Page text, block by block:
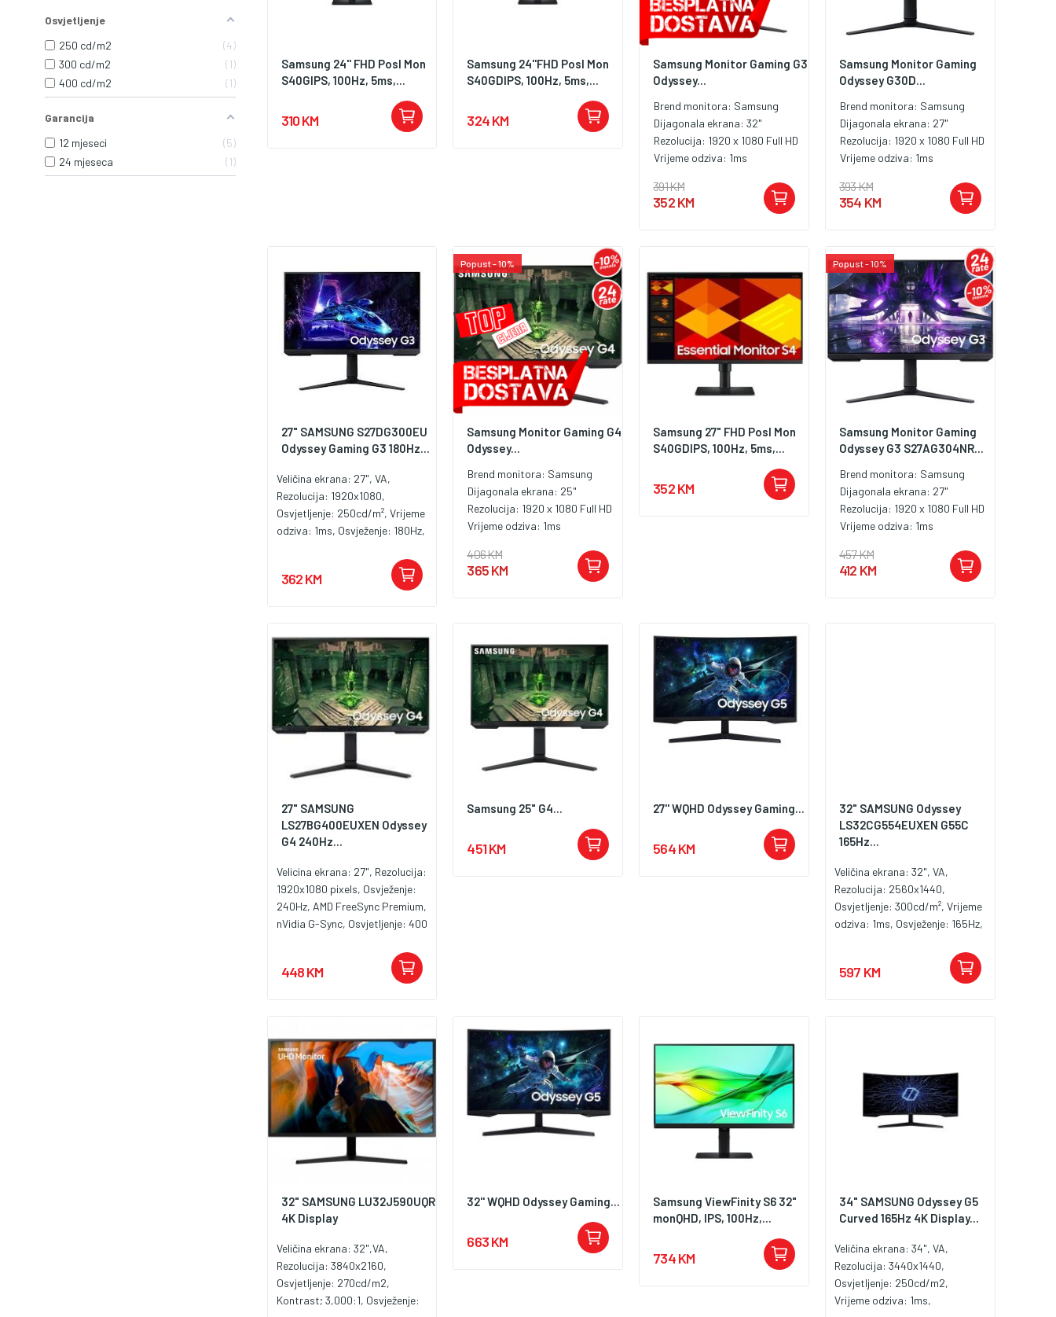
Osvjetljenje
250 cd/m2
4
300 cd/m2
1
400 cd/m2
1
Garancija
12 mjeseci
5
24 mjeseca
1
Samsung 24'' FHD Posl Mon
S40GIPS, 100Hz, 5ms,...
310 KM
Samsung 24''FHD Posl Mon
S40GDIPS, 100Hz, 5ms,...
324 KM
Samsung Monitor Gaming G3
Odyssey...
Brend monitora: Samsung
Dijagonala ekrana:32"
Rezolucija: 1920 x 1080 Full HD
Vrijeme odziva: 1ms
391 KM
352 KM
Samsung Monitor Gaming
Odyssey G30D...
Brend monitora: Samsung
Dijagonala ekrana: 27"
Rezolucija: 1920 x 1080 Full HD
Vrijeme odziva: 1ms
393 KM
354 KM
27" SAMSUNG S27DG300EU
Odyssey Gaming G3 180Hz...
Veličina ekrana: 27", VA,
Rezolucija: 1920x1080,
Osvjetljenje: 250cd/m², Vrijeme
odziva: 1ms, Osvježenje: 180Hz,
Priključci: HDMI 1.4, DisplayPort
1.4
362 KM
Popust - 10%
Samsung Monitor Gaming G4
Odyssey...
Brend monitora: Samsung
Dijagonala ekrana: 25"
Rezolucija: 1920 x 1080 Full HD
Vrijeme odziva: 1ms
406 KM
365 KM
Samsung 27" FHD Posl Mon
S40GDIPS, 100Hz, 5ms,...
352 KM
Popust - 10%
Samsung Monitor Gaming
Odyssey G3 S27AG304NR...
Brend monitora: Samsung
Dijagonala ekrana: 27"
Rezolucija: 1920 x 1080 Full HD
Vrijeme odziva: 1ms
457 KM
412 KM
27" SAMSUNG
LS27BG400EUXEN Odyssey
G4 240Hz...
Velicina ekrana: 27", Rezolucija:
1920x1080 pixels, Osvježenje:
240Hz, AMD FreeSync Premium,
nVidia G-Sync, Osvjetljenje: 400
Priključci: 2xHDMI, Displayport
1.2
448 KM
Samsung 25" G4...
451 KM
27'' WQHD Odyssey Gaming...
564 KM
32" SAMSUNG Odyssey
LS32CG554EUXEN G55C
165Hz...
Veličina ekrana: 32", VA,
Rezolucija: 2560x1440,
Osvjetljenje: 300cd/m², Vrijeme
odziva: 1ms, Osvježenje: 165Hz,
Priključci: HDMI, DisplayPort
597 KM
32" SAMSUNG LU32J590UQR
4K Display
Veličina ekrana: 32",VA,
Rezolucija: 3840x2160,
Osvjetljenje: 270cd/m2,
Kontrast; 3,000:1, Osvježenje:
32'' WQHD Odyssey Gaming...
663 KM
Samsung ViewFinity S6 32"
monQHD, IPS, 100Hz,...
734 KM
34" SAMSUNG Odyssey G5
Curved 165Hz 4K Display...
Veličina ekrana: 34", VA,
Rezolucija: 3440x1440,
Osvjetljenje: 250cd/m2,
Vrijeme odziva: 1ms,